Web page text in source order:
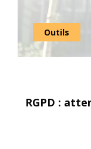
Outils
RGPD :